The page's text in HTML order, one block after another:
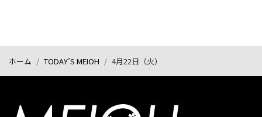
ホーム TODAY’S MEIOH 4月22日（火）